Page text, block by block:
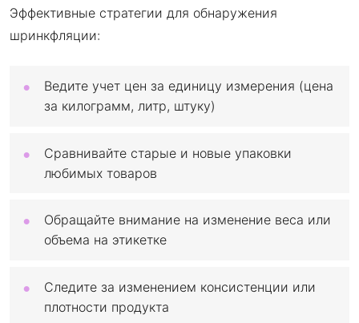
Эффективные стратегии для обнаружения
шринкфляции:
Ведите учет цен за единицу измерения (цена
за килограмм, литр, штуку)
Сравнивайте старые и новые упаковки
любимых товаров
Обращайте внимание на изменение веса или
объема на этикетке
Следите за изменением консистенции или
плотности продукта